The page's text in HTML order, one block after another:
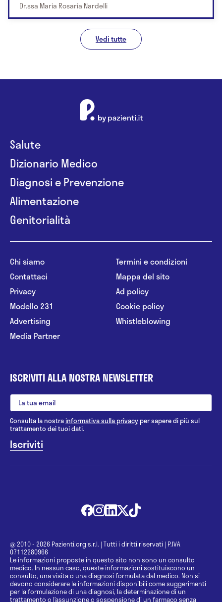
Dr.ssa Maria Rosaria Nardelli
Vedi tutte
Salute
Dizionario Medico
Diagnosi e Prevenzione
Alimentazione
Genitorialità
Chi siamo
Contattaci
Privacy
Modello 231
Advertising
Media Partner
Termini e condizioni
Mappa del sito
Ad policy
Cookie policy
Whistleblowing
ISCRIVITI ALLA NOSTRA NEWSLETTER
Consulta la nostrainformativa sulla privacy per sapere di più sul
trattamento dei tuoi dati.
@ 2010 - 2026 Pazienti.org s.r.l. | Tutti i diritti riservati | P.IVA
07112280966
Le informazioni proposte in questo sito non sono un consulto
medico. In nessun caso, queste informazioni sostituiscono un
consulto, una visita o una diagnosi formulata dal medico. Non si
devono considerare le informazioni disponibili come suggerimenti
per la formulazione di una diagnosi, la determinazione di un
trattamento o l’assunzione o sospensione di un farmaco senza